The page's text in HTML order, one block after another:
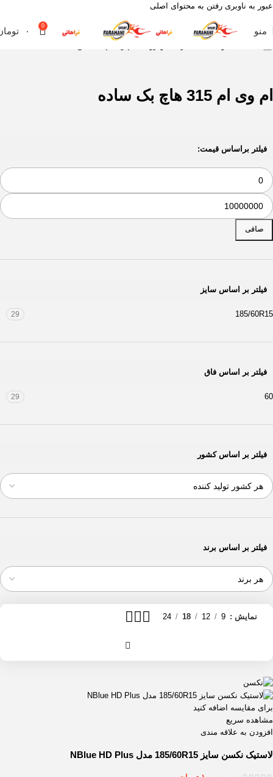
عبور به ناوبری رفتن به محتوای اصلی
منو 0 ۰
ام وی ام 315 هاچ بک ساده
فیلتر براساس قیمت:
صافی
فیلتر بر اساس سایز
185/60R15
29
فیلتر بر اساس فاق
60
29
فیلتر بر اساس کشور
فیلتر بر اساس برند
نمایش 9
12
18
24
برای مقایسه اضافه کنید
مشاهده سریع
افزودن به علاقه مندی
لاستیک نکسن سایز 185/60R15 مدل NBlue HD Plus